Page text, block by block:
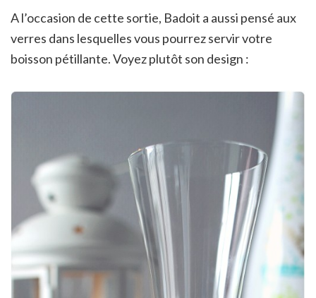
A l’occasion de cette sortie, Badoit a aussi pensé aux
verres dans lesquelles vous pourrez servir votre
boisson pétillante. Voyez plutôt son design :